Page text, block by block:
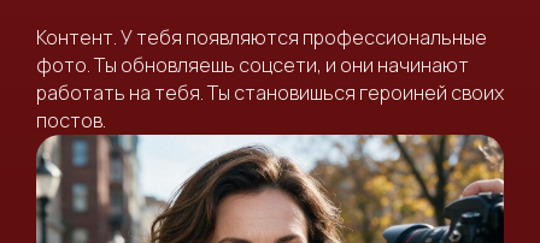
Контент. У тебя появляются профессиональные
фото. Ты обновляешь соцсети, и они начинают
работать на тебя. Ты становишься героиней своих
постов.